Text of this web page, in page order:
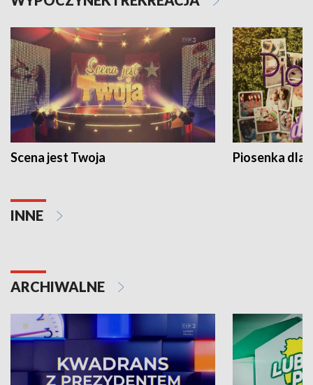
Scena jest Twoja Piosenka dla
INNE
ARCHIWALNE